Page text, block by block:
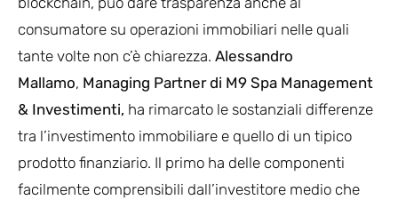
consumatore su operazioni immobiliari nelle quali
tante volte non c’è chiarezza. Alessandro
Mallamo, Managing Partner di M9 Spa Management
& Investimenti, ha rimarcato le sostanziali differenze
tra l’investimento immobiliare e quello di un tipico
prodotto finanziario. Il primo ha delle componenti
facilmente comprensibili dall’investitore medio che